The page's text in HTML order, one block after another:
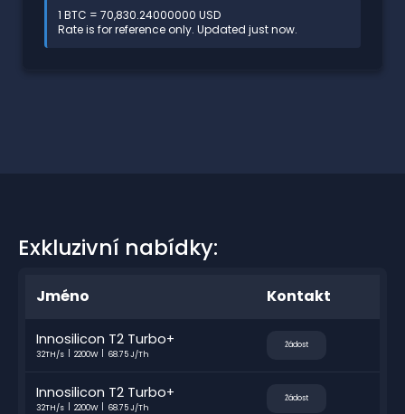
1 BTC = 70,830.24000000 USD
Rate is for reference only. Updated just now.
Exkluzivní nabídky:
Jméno Kontakt
Innosilicon T2 Turbo+
32TH/s 2200W 68.75 J/Th
Žádost
Innosilicon T2 Turbo+
32TH/s 2200W 68.75 J/Th
Žádost